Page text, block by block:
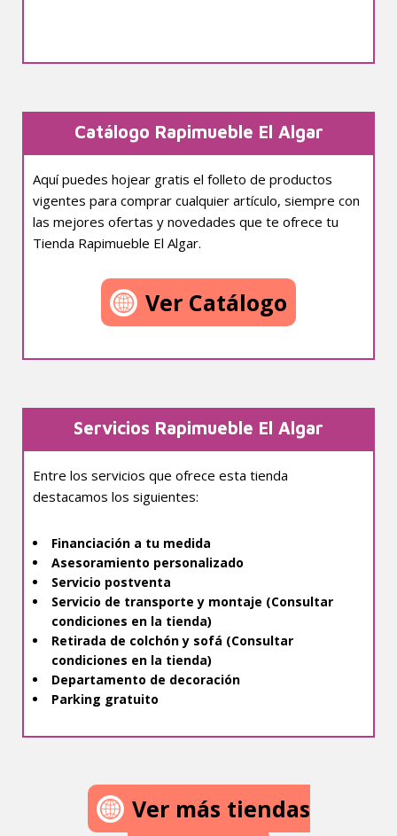
Catálogo Rapimueble El Algar
Aquí puedes hojear gratis el folleto de productos
vigentes para comprar cualquier artículo, siempre con
las mejores ofertas y novedades que te ofrece tu
Tienda Rapimueble El Algar.
Ver Catálogo
Servicios Rapimueble El Algar
Entre los servicios que ofrece esta tienda
destacamos los siguientes:
Financiación a tu medida
Asesoramiento personalizado
Servicio postventa
Servicio de transporte y montaje (Consultar
condiciones en la tienda)
Retirada de colchón y sofá (Consultar
condiciones en la tienda)
Departamento de decoración
Parking gratuito
Ver más tiendas